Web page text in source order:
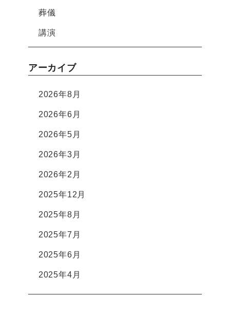
葬儀
講演
アーカイブ
2026年8月
2026年6月
2026年5月
2026年3月
2026年2月
2025年12月
2025年8月
2025年7月
2025年6月
2025年4月